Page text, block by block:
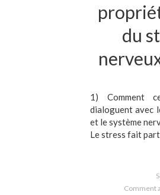
du
1) Comment
dialoguent avec
et le système
Le stress fait
Comment